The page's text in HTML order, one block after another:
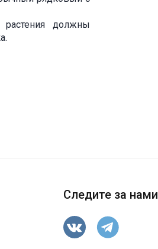
должны
Следите за нами